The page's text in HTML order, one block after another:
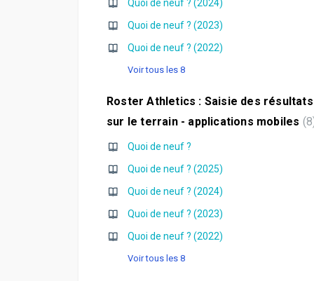
Quoi de neuf ? (2024)
Quoi de neuf ? (2023)
Quoi de neuf ? (2022)
Voir tous les 8
Roster Athletics : Saisie des résultats
sur le terrain - applications mobiles 8
Quoi de neuf ?
Quoi de neuf ? (2025)
Quoi de neuf ? (2024)
Quoi de neuf ? (2023)
Quoi de neuf ? (2022)
Voir tous les 8